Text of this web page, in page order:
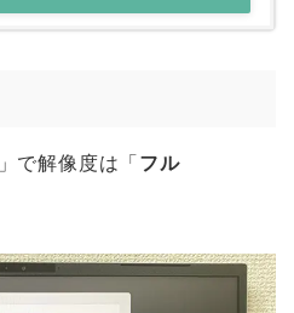
」で解像度は「 フル